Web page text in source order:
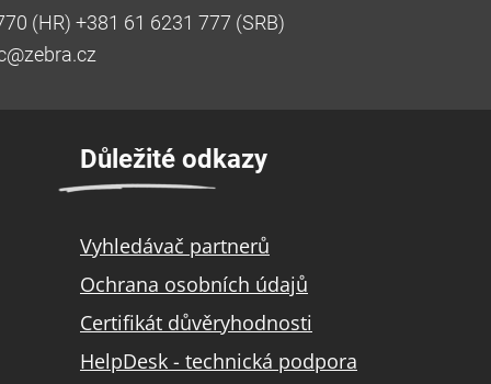
(HR) +381 61 6231 777 (SRB)
Důležité odkazy
Vyhledávač partnerů
Ochrana osobních údajů
Certifikát důvěryhodnosti
HelpDesk - technická podpora